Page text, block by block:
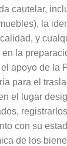
cautelar,
la
y
la
apoyo de la
para el
el lugar
con su
de los